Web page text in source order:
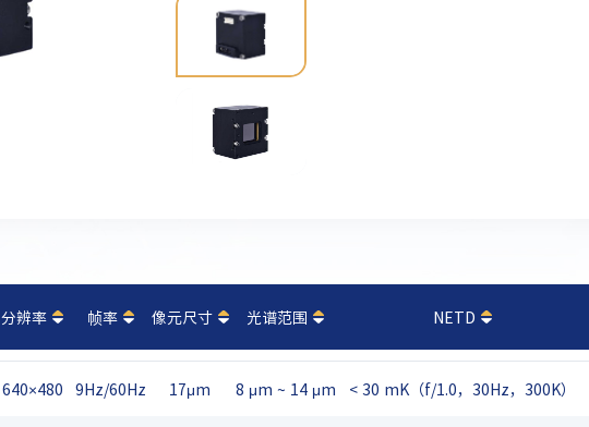
分辨率 帧率 像元尺寸 光谱范围 NETD
640×480 9Hz/60Hz 17μm 8 μm ~ 14 μm < 30 mK（f/1.0，30Hz，300K）